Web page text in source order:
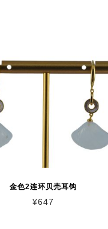
金色2连环贝壳耳钩
¥647